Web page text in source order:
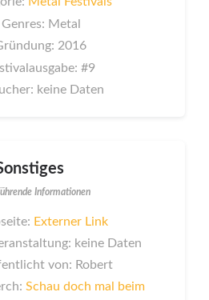
Genres: Metal
2016
#9
keine Daten
Informationen
Externer Link
keine Daten
von: Robert
Schau doch mal beim